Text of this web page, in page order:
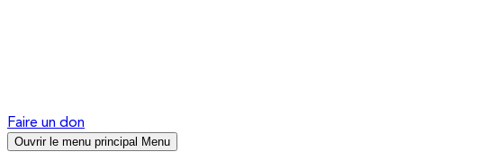
Faire un don
Ouvrir le menu principal Menu